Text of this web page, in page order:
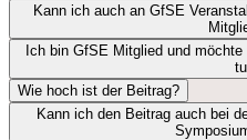
Kann ich auch an GfSE
Ich bin GfSE Mitglied und
Wie hoch ist der Beitrag?
Kann ich den Beitrag auch bei